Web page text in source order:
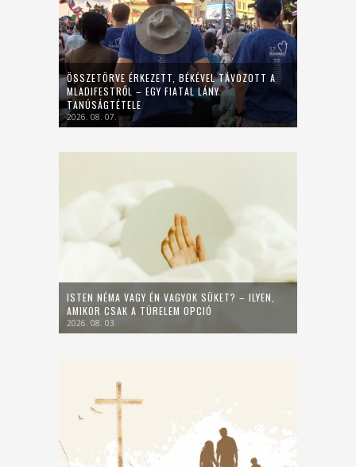
ÖSSZETÖRVE ÉRKEZETT, BÉKÉVEL TÁVOZOTT A
MLADIFESTRŐL – EGY FIATAL LÁNY
TANÚSÁGTÉTELE
2026. 08. 07.
ISTEN NÉMA VAGY ÉN VAGYOK SÜKET? – ILYEN,
AMIKOR CSAK A TÜRELEM OPCIÓ
2026. 08. 03.